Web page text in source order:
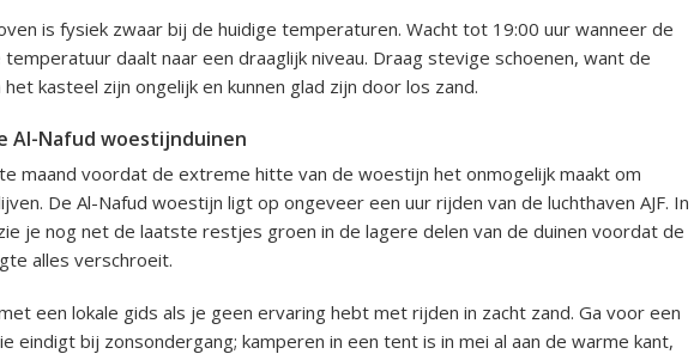
is fysiek zwaar bij de huidige temperaturen. Wacht tot 19:00 uur wanneer de
temperatuur daalt naar een draaglijk niveau. Draag stevige schoenen, want de
kasteel zijn ongelijk en kunnen glad zijn door los zand.
Al-Nafud woestijnduinen
maand voordat de extreme hitte van de woestijn het onmogelijk maakt om
De Al-Nafud woestijn ligt op ongeveer een uur rijden van de luchthaven AJF. In
je nog net de laatste restjes groen in de lagere delen van de duinen voordat de
alles verschroeit.
een lokale gids als je geen ervaring hebt met rijden in zacht zand. Ga voor een
eindigt bij zonsondergang; kamperen in een tent is in mei al aan de warme kant,